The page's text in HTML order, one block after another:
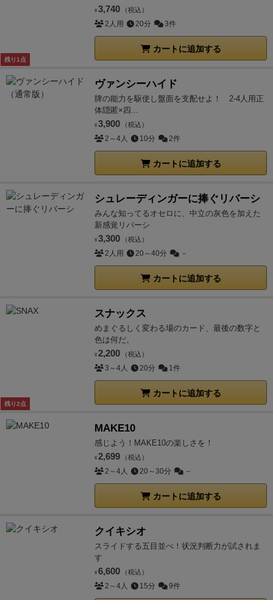
残り1点
¥ 3,740 （税込）
2人用 20分 3件
カートに追加する
ヴァンシーハイド
牌の能力を駆使し盤面を支配せよ！ 2-4人用正
体隠匿×四...
¥ 3,900 （税込）
2～4人 10分 2件
カートに追加する
シュレーディンガーに捧ぐリバーシ
みんな知ってるオセロに、中立の灰色を加えた
新感覚リバーシ
¥ 3,300 （税込）
2人用 20～40分 －
カートに追加する
残り2点
スナックス
めまぐるしく変わる場のカード、最後の数字と
色は何だ。
¥ 2,200 （税込）
3～4人 20分 1件
カートに追加する
MAKE10
感じよう！MAKE10の楽しさを！
¥ 2,699 （税込）
2～4人 20～30分 －
カートに追加する
クイキシオ
スライドする五目並べ！状況判断力が試されま
す
¥ 6,600 （税込）
2～4人 15分 9件